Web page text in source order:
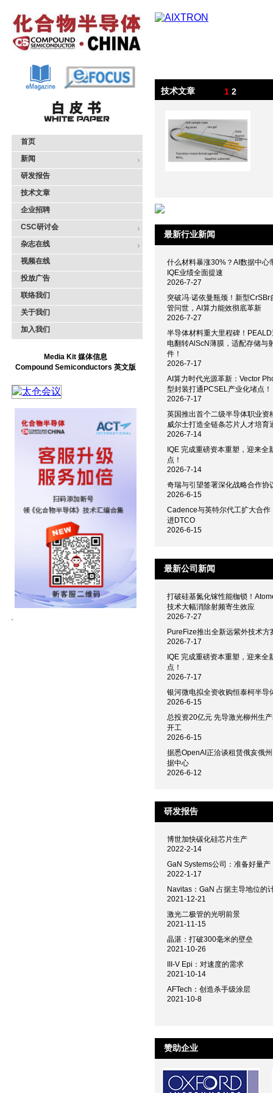
首页
新闻
研发报告
技术文章
企业招聘
CSC研讨会
杂志在线
视频在线
投放广告
联络我们
关于我们
加入我们
Media Kit 媒体信息
Compound Semiconductors 英文版
技术文章 1 2
最新行业新闻
什么材料暴涨30%？AI数据中心
IQE业绩全面提速
2026-7-27
突破冯·诺依曼瓶颈！新型CrSBr
管问世，AI算力能效彻底革新
2026-7-27
半导体材料重大里程碑！
电翻转AlScN薄膜，适配存储与
件！
2026-7-17
AI算力时代光源革新：Vector
型封装打通PCSEL产业化堵点！
2026-7-17
英国推出首个二级半导体职业资
威尔士打造全链条芯片人才培育
2026-7-14
IQE 完成重磅资本重塑，迎来全
点！
2026-7-14
奇瑞与引望签署深化战略合作协
2026-6-15
Cadence与英特尔代工扩大合作
进DTCO
2026-6-15
最新公司新闻
打破硅基氮化镓性能枷锁！
技术大幅消除射频寄生效应
2026-7-27
PureFize推出全新远紫外技术方
2026-7-17
IQE 完成重磅资本重塑，迎来全
点！
2026-7-17
银河微电拟全资收购恒泰柯半导
2026-6-15
总投资20亿元 先导激光柳州生
开工
2026-6-15
据悉OpenAI正洽谈租赁俄亥俄
据中心
2026-6-12
研发报告
博世加快碳化硅芯片生产
2022-2-14
GaN Systems公司：准备好量产
2022-1-17
Navitas：GaN 占据主导地位的
2021-12-21
激光二极管的光明前景
2021-11-15
晶湛：打破300毫米的壁垒
2021-10-26
III-V Epi：对速度的需求
2021-10-14
AFTech：创造杀手级涂层
2021-10-8
赞助企业